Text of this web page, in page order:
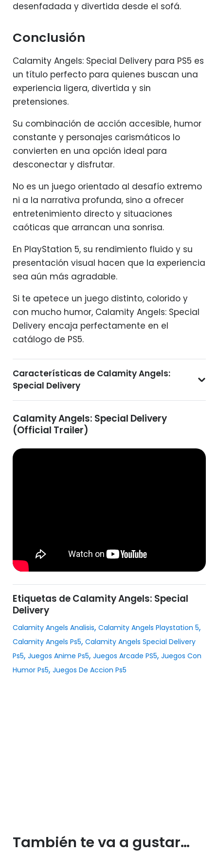
desenfadada y divertida desde el sofá.
Conclusión
Calamity Angels: Special Delivery para PS5 es
un título perfecto para quienes buscan una
experiencia ligera, divertida y sin
pretensiones.
Su combinación de acción accesible, humor
constante y personajes carismáticos lo
convierten en una opción ideal para
desconectar y disfrutar.
No es un juego orientado al desafío extremo
ni a la narrativa profunda, sino a ofrecer
entretenimiento directo y situaciones
caóticas que arrancan una sonrisa.
En PlayStation 5, su rendimiento fluido y su
presentación visual hacen que la experiencia
sea aún más agradable.
Si te apetece un juego distinto, colorido y
con mucho humor, Calamity Angels: Special
Delivery encaja perfectamente en el
catálogo de PS5.
Características de Calamity Angels:
Special Delivery
Calamity Angels: Special Delivery
(Official Trailer)
Etiquetas de Calamity Angels: Special
Delivery
Calamity Angels Analisis, Calamity Angels Playstation 5,
Calamity Angels Ps5, Calamity Angels Special Delivery
Ps5, Juegos Anime Ps5, Juegos Arcade PS5, Juegos Con
Humor Ps5, Juegos De Accion Ps5
También te va a gustar…